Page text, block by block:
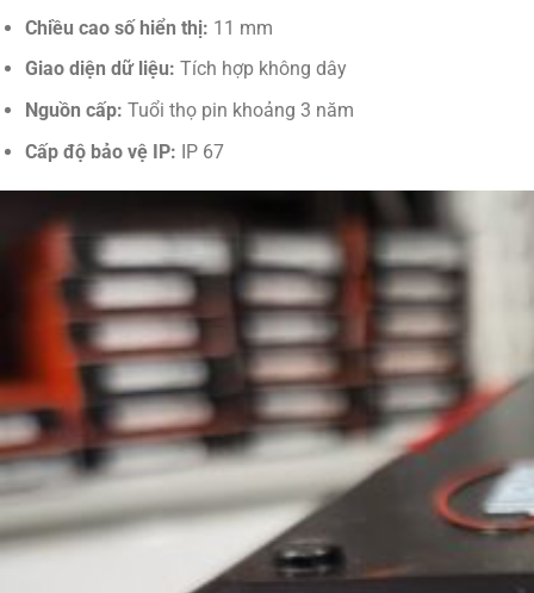
Chiều cao số hiển thị: 11 mm
Giao diện dữ liệu: Tích hợp không dây
Nguồn cấp: Tuổi thọ pin khoảng 3 năm
Cấp độ bảo vệ IP: IP 67